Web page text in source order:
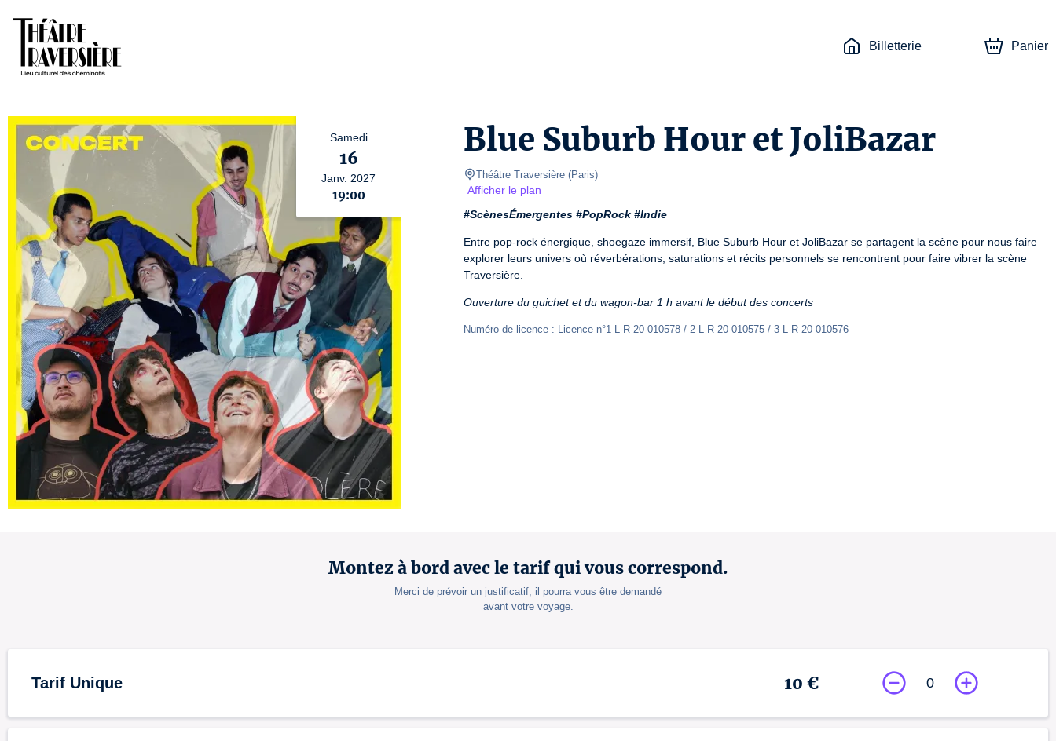
Billetterie Panier
Samedi
16
Janv. 2027
19:00
Blue Suburb Hour et JoliBazar
Théâtre Traversière (Paris)
Afficher le plan
#ScènesÉmergentes #PopRock #Indie
Entre pop-rock énergique, shoegaze immersif, Blue Suburb Hour et JoliBazar se partagent la scène pour nous faire
explorer leurs univers où réverbérations, saturations et récits personnels se rencontrent pour faire vibrer la scène
Traversière.
Ouverture du guichet et du wagon-bar 1 h avant le début des concerts
Numéro de licence : Licence n°1 L-R-20-010578 / 2 L-R-20-010575 / 3 L-R-20-010576
Montez à bord avec le tarif qui vous correspond.
Merci de prévoir un justificatif, il pourra vous être demandé
avant votre voyage.
Tarif Unique 10 € 0